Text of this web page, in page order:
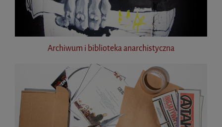
Archiwum i biblioteka anarchistyczna